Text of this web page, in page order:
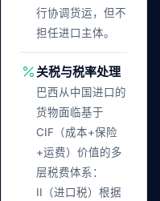
行协调货运，但不
担任进口主体。
关税与税率处理
巴西从中国进口的
货物面临基于
CIF（成本+保险
+运费）价值的多
层税费体系：
II（进口税）根据